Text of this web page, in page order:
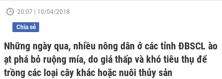
20:07 | 10/04/2018
Chia sẻ
Những ngày qua, nhiều nông dân ở các tỉnh ĐBSCL ào
ạt phá bỏ ruộng mía, do giá thấp và khó tiêu thụ để
trồng các loại cây khác hoặc nuôi thủy sản